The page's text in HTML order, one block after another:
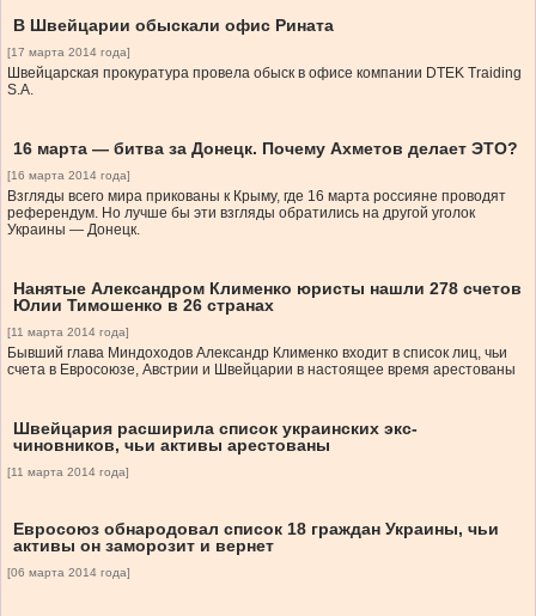
В Швейцарии обыскали офис Рината
[17 марта 2014 года]
Швейцарская прокуратура провела обыск в офисе компании DTEK Traiding
S.A.
16 марта — битва за Донецк. Почему Ахметов делает ЭТО?
[16 марта 2014 года]
Взгляды всего мира прикованы к Крыму, где 16 марта россияне проводят
референдум. Но лучше бы эти взгляды обратились на другой уголок
Украины — Донецк.
Нанятые Александром Клименко юристы нашли 278 счетов
Юлии Тимошенко в 26 странах
[11 марта 2014 года]
Бывший глава Миндоходов Александр Клименко входит в список лиц, чьи
счета в Евросоюзе, Австрии и Швейцарии в настоящее время арестованы
Швейцария расширила список украинских экс-
чиновников, чьи активы арестованы
[11 марта 2014 года]
Евросоюз обнародовал список 18 граждан Украины, чьи
активы он заморозит и вернет
[06 марта 2014 года]